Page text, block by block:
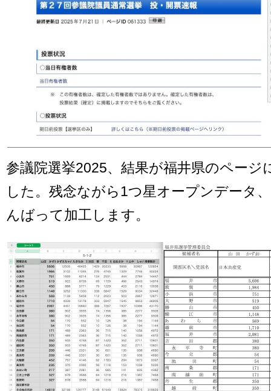
参議院選挙2025、結果が福井県のページ
した。残念ながら1つ星オープンデータ
んばって加工します。